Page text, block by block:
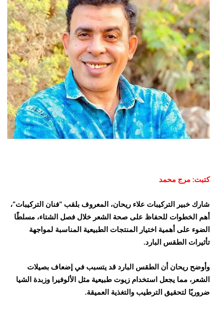
كتبت: مرج محمد
شارك خبير التركيبات علاء ريحان، المعروف بلقب “فنان التركيبات”،
أهم الخطوات للحفاظ على صحة الشعر خلال فصل الشتاء، مسلطًا
الضوء على أهمية اختيار المنتجات الطبيعية المناسبة لمواجهة
تأثيرات الطقس البارد.
وأوضح ريحان أن الطقس البارد قد يتسبب في إضعاف بصيلات
الشعر، مما يجعل استخدام زيوت طبيعية مثل الألوفيرا وزبدة الشيا
ضروريًا لتحقيق الترطيب والتغذية العميقة.